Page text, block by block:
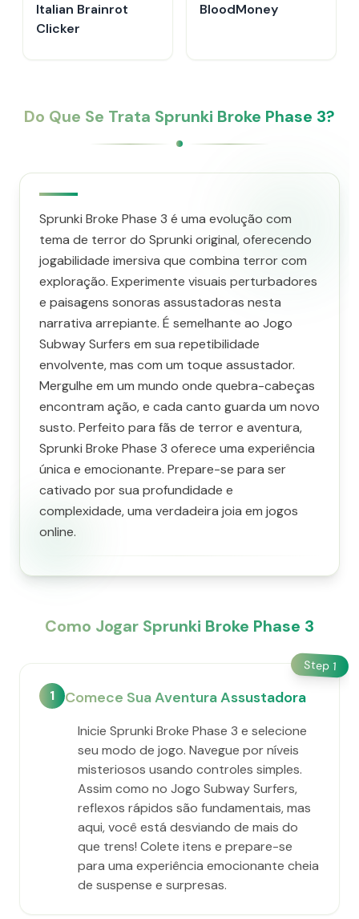
Italian Brainrot
Clicker
BloodMoney
Do Que Se Trata Sprunki Broke Phase 3?
Sprunki Broke Phase 3 é uma evolução com
tema de terror do Sprunki original, oferecendo
jogabilidade imersiva que combina terror com
exploração. Experimente visuais perturbadores
e paisagens sonoras assustadoras nesta
narrativa arrepiante. É semelhante ao Jogo
Subway Surfers em sua repetibilidade
envolvente, mas com um toque assustador.
Mergulhe em um mundo onde quebra-cabeças
encontram ação, e cada canto guarda um novo
susto. Perfeito para fãs de terror e aventura,
Sprunki Broke Phase 3 oferece uma experiência
única e emocionante. Prepare-se para ser
cativado por sua profundidade e
complexidade, uma verdadeira joia em jogos
online.
Como Jogar Sprunki Broke Phase 3
Step 1
1 Comece Sua Aventura Assustadora
Inicie Sprunki Broke Phase 3 e selecione
seu modo de jogo. Navegue por níveis
misteriosos usando controles simples.
Assim como no Jogo Subway Surfers,
reflexos rápidos são fundamentais, mas
aqui, você está desviando de mais do
que trens! Colete itens e prepare-se
para uma experiência emocionante cheia
de suspense e surpresas.